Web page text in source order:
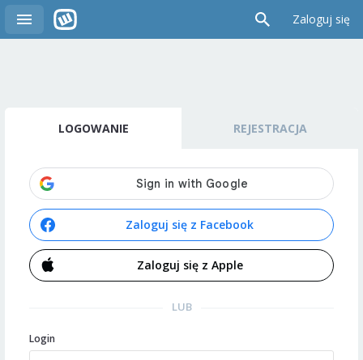
Zaloguj się
LOGOWANIE REJESTRACJA
Zaloguj się z Facebook
Zaloguj się z Apple
LUB
Login